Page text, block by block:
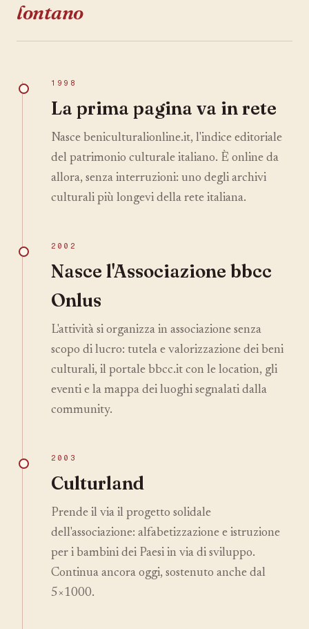
lontano
1998
La prima pagina va in rete
Nasce beniculturalionline.it, l'indice editoriale
del patrimonio culturale italiano. È online da
allora, senza interruzioni: uno degli archivi
culturali più longevi della rete italiana.
2002
Nasce l'Associazione bbcc
Onlus
L'attività si organizza in associazione senza
scopo di lucro: tutela e valorizzazione dei beni
culturali, il portale bbcc.it con le location, gli
eventi e la mappa dei luoghi segnalati dalla
community.
2003
Culturland
Prende il via il progetto solidale
dell'associazione: alfabetizzazione e istruzione
per i bambini dei Paesi in via di sviluppo.
Continua ancora oggi, sostenuto anche dal
5×1000.